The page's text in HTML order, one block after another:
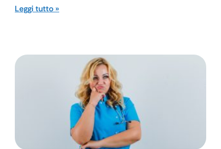
Leggi tutto »